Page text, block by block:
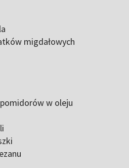
migdałowych
w oleju